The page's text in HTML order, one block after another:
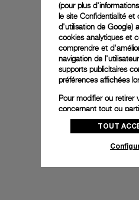
(pour plus
le site Confidentialité et
d'utilisation de Google)
cookies analytiques et
comprendre et
navigation de
supports publicitaires
préférences affichées
Pour modifier ou retirer
concernant tout ou
cliquez sur «
politique des cookies
donnez votre
TOUT